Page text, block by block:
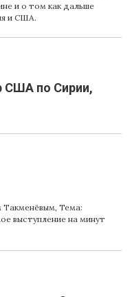
и о том как дальше
и США.
США по Сирии,
Teмa:
выступление на минут